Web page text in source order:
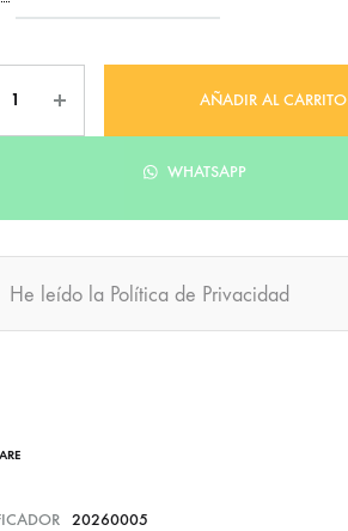
AÑADIR AL CARRITO
WHATSAPP
He leído la Política de Privacidad
20260005